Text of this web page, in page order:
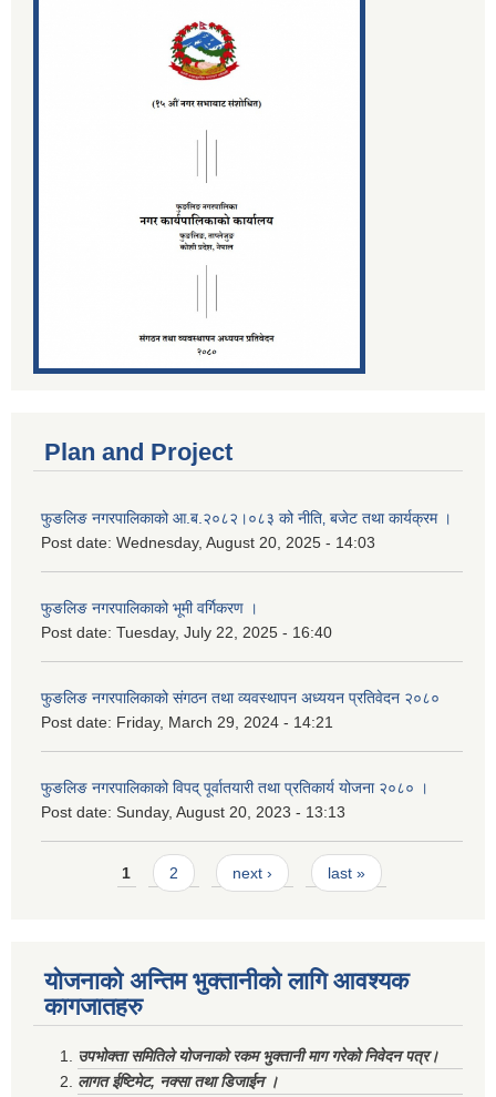
Plan and Project
फुङलिङ नगरपालिकाको आ.ब.२०८२।०८३ को नीति‚ बजेट तथा कार्यक्रम ।
Post date: Wednesday, August 20, 2025 - 14:03
फुङलिङ नगरपालिकाको भूमी वर्गिकरण ।
Post date: Tuesday, July 22, 2025 - 16:40
फुङलिङ नगरपालिकाको संगठन तथा व्यवस्थापन अध्ययन प्रतिवेदन २०८०
Post date: Friday, March 29, 2024 - 14:21
फुङलिङ नगरपालिकाको विपद् पूर्वातयारी तथा प्रतिकार्य योजना २०८० ।
Post date: Sunday, August 20, 2023 - 13:13
Pages1 2 next › last »
योजनाको अन्तिम भुक्तानीको लागि आवश्यक
कागजातहरु
उपभोक्ता समितिले योजनाको रकम भुक्तानी माग गरेको निवेदन पत्र।
लागत ईष्टिमेट, नक्सा तथा डिजाईन ।